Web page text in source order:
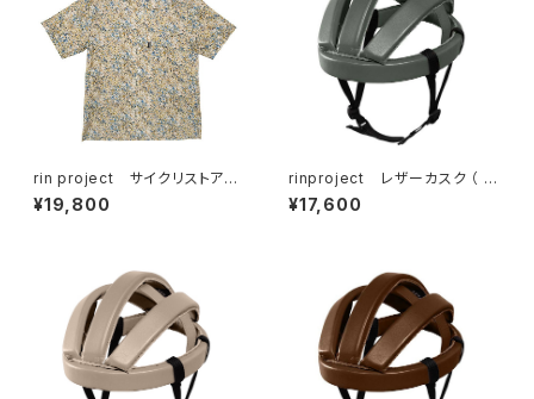
rin project サイクリストアロ
ハ （ リバティプリント KATIE'S
/ No.2283 ）
¥19,800
rinproject レザーカスク （ N
o.4002 ）GRAY
¥17,600